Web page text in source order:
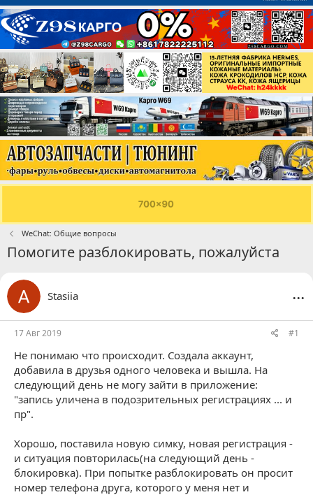
WeChat: Общие вопросы
Помогите разблокировать, пожалуйста
Stasiia ...
17 Авг 2019 #1
Не понимаю что происходит. Создала аккаунт,
добавила в друзья одного человека и вышла. На
следующий день не могу зайти в приложение:
"запись уличена в подозрительных регистрациях ... и
пр".
Хорошо, поставила новую симку, новая регистрация -
и ситуация повторилась(на следующий день -
блокировка). При попытке разблокировать он просит
номер телефона друга, которого у меня нет и